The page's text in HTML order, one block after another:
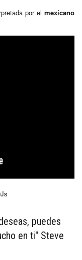
por el mexicano
puedes
en ti" Steve